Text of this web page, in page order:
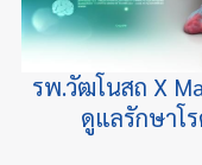
รพ.วัฒโนสถ X
ดูแลรักษาโ